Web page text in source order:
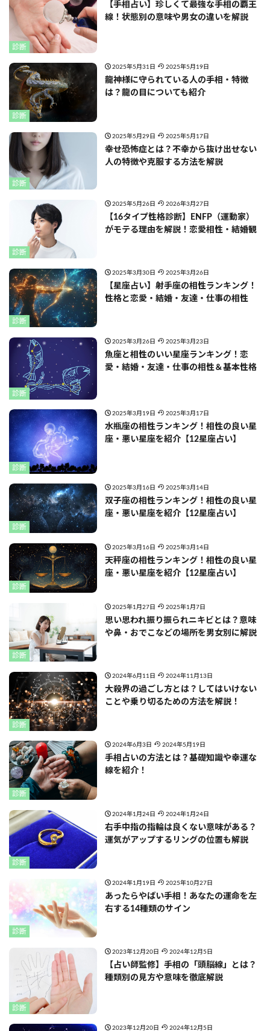
診断
【手相占い】珍しくて最強な手相の覇王
線！状態別の意味や男女の違いを解説
診断
2025年5月31日 2025年5月19日
龍神様に守られている人の手相・特徴
は？龍の目についても紹介
診断
2025年5月29日 2025年5月17日
幸せ恐怖症とは？不幸から抜け出せない
人の特徴や克服する方法を解説
診断
2025年5月26日 2026年3月27日
【16タイプ性格診断】ENFP（運動家）
がモテる理由を解説！恋愛相性・結婚観
診断
2025年3月30日 2025年3月26日
【星座占い】射手座の相性ランキング！
性格と恋愛・結婚・友達・仕事の相性
診断
2025年3月26日 2025年3月23日
魚座と相性のいい星座ランキング！恋
愛・結婚・友達・仕事の相性＆基本性格
診断
2025年3月19日 2025年3月17日
水瓶座の相性ランキング！相性の良い星
座・悪い星座を紹介【12星座占い】
診断
2025年3月16日 2025年3月14日
双子座の相性ランキング！相性の良い星
座・悪い星座を紹介【12星座占い】
診断
2025年3月16日 2025年3月14日
天秤座の相性ランキング！相性の良い星
座・悪い星座を紹介【12星座占い】
診断
2025年1月27日 2025年1月7日
思い思われ振り振られニキビとは？意味
や鼻・おでこなどの場所を男女別に解説
診断
2024年6月11日 2024年11月13日
大殺界の過ごし方とは？してはいけない
ことや乗り切るための方法を解説！
診断
2024年6月3日 2024年5月19日
手相占いの方法とは？基礎知識や幸運な
線を紹介！
診断
2024年1月24日 2024年1月24日
右手中指の指輪は良くない意味がある？
運気がアップするリングの位置も解説
診断
2024年1月19日 2025年10月27日
あったらやばい手相！あなたの運命を左
右する14種類のサイン
診断
2023年12月20日 2024年12月5日
【占い師監修】手相の「頭脳線」とは？
種類別の見方や意味を徹底解説
2023年12月20日 2024年12月5日